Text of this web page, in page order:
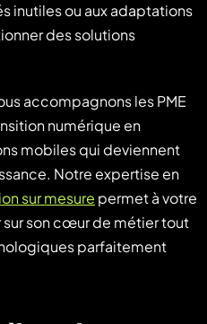
inutiles ou aux adaptations
des solutions
accompagnons les PME
numérique en
mobiles qui deviennent
Notre expertise en
sur mesure permet à votre
son cœur de métier tout
parfaitement